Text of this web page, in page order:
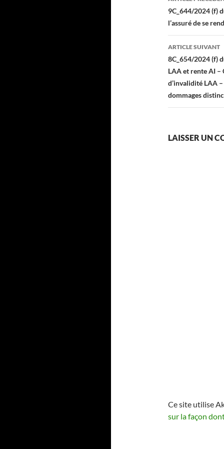
des
articles
9C_644/2024 (f)
l’assuré de se
ARTICLE SUIVANT
8C_654/2024 (f)
LAA et rente AI –
d’invalidité LAA
dommages
LAISSER UN
Ce site utilise
sur la façon